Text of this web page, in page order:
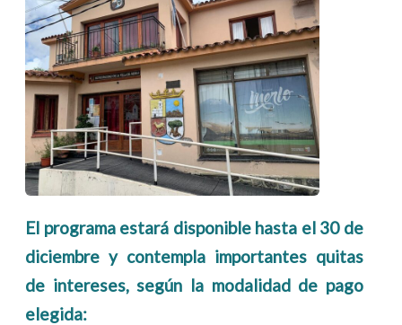
El programa estará disponible hasta el 30 de
diciembre y contempla importantes quitas
de intereses, según la modalidad de pago
elegida: